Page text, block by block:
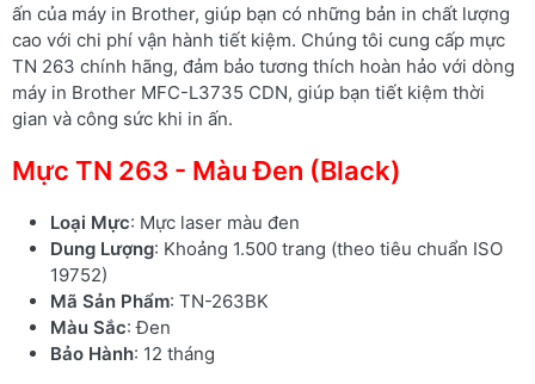
ấn của máy in Brother, giúp bạn có những bản in chất lượng
cao với chi phí vận hành tiết kiệm. Chúng tôi cung cấp mực
TN 263 chính hãng, đảm bảo tương thích hoàn hảo với dòng
máy in Brother MFC-L3735 CDN, giúp bạn tiết kiệm thời
gian và công sức khi in ấn.
Mực TN 263 - Màu Đen (Black)
Loại Mực: Mực laser màu đen
Dung Lượng: Khoảng 1.500 trang (theo tiêu chuẩn ISO
19752)
Mã Sản Phẩm: TN-263BK
Màu Sắc: Đen
Bảo Hành: 12 tháng